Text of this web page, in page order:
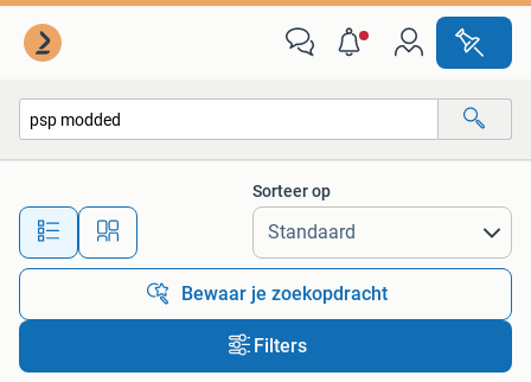
Alle afstanden…
Sorteer op
Bewaar je zoekopdracht
Filters